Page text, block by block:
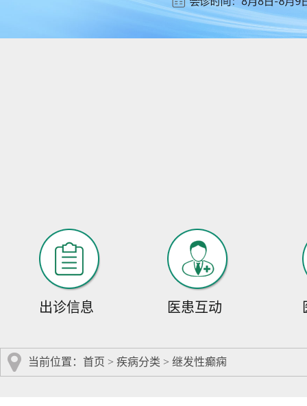
出诊信息 医患互动
当前位置： 首页 > 疾病分类 > 继发性癫痫